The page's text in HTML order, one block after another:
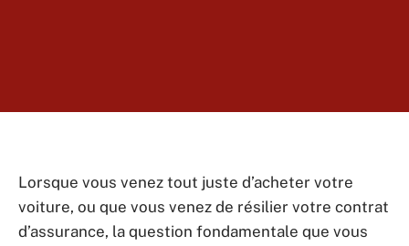
Lorsque vous venez tout juste d’acheter votre
voiture, ou que vous venez de résilier votre contrat
d’assurance, la question fondamentale que vous